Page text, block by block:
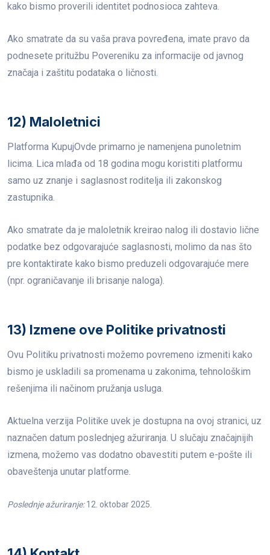
kako bismo proverili identitet podnosioca zahteva.
Ako smatrate da su vaša prava povređena, imate pravo da
podnesete pritužbu Povereniku za informacije od javnog
značaja i zaštitu podataka o ličnosti.
12) Maloletnici
Platforma KupujOvde primarno je namenjena punoletnim
licima. Lica mlađa od 18 godina mogu koristiti platformu
samo uz znanje i saglasnost roditelja ili zakonskog
zastupnika.
Ako smatrate da je maloletnik kreirao nalog ili dostavio lične
podatke bez odgovarajuće saglasnosti, molimo da nas što
pre kontaktirate kako bismo preduzeli odgovarajuće mere
(npr. ograničavanje ili brisanje naloga).
13) Izmene ove Politike privatnosti
Ovu Politiku privatnosti možemo povremeno izmeniti kako
bismo je uskladili sa promenama u zakonima, tehnološkim
rešenjima ili načinom pružanja usluga.
Aktuelna verzija Politike uvek je dostupna na ovoj stranici, uz
naznačen datum poslednjeg ažuriranja. U slučaju značajnijih
izmena, možemo vas dodatno obavestiti putem e-pošte ili
obaveštenja unutar platforme.
Poslednje ažuriranje:12. oktobar 2025.